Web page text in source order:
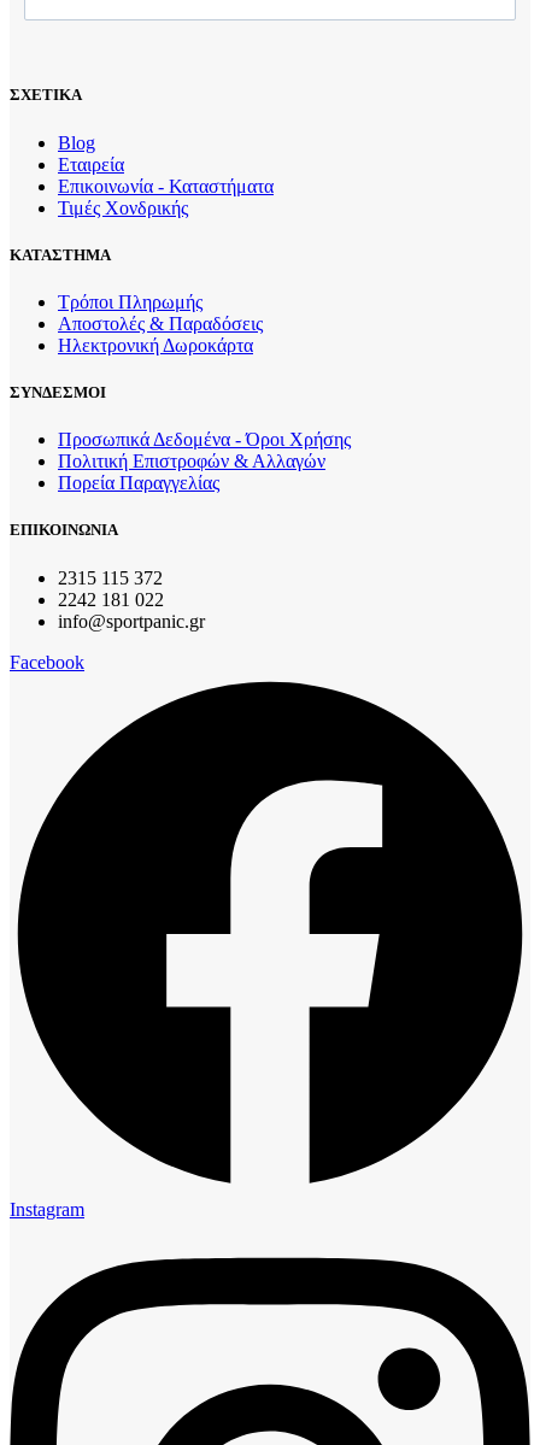
ΣΧΕΤΙΚΑ
Blog
Εταιρεία
Επικοινωνία - Καταστήματα
Τιμές Χονδρικής
ΚΑΤΑΣΤΗΜΑ
Τρόποι Πληρωμής
Αποστολές & Παραδόσεις
Ηλεκτρονική Δωροκάρτα
ΣΥΝΔΕΣΜΟΙ
Προσωπικά Δεδομένα - Όροι Χρήσης
Πολιτική Επιστροφών & Αλλαγών
Πορεία Παραγγελίας
ΕΠΙΚΟΙΝΩΝΙΑ
2315 115 372
2242 181 022
info@sportpanic.gr
Facebook
Instagram